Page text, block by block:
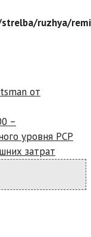
ruzhya/
от
–
уровня PCP
затрат